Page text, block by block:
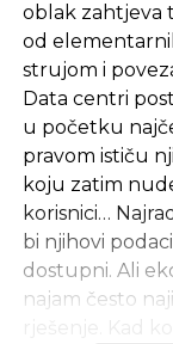
oblak zahtjeva
od
strujom i
Data centri
u početku
pravom ističu
koju zatim
korisnici…
bi njihovi
dostupni. Ali
najam često